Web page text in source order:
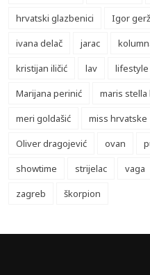
hrvatski glazbenici
Igor
ivana delač
jarac
kristijan iličić
lav lifestyle
Marijana perinić
maris
meri goldašić
miss hrvatske
Oliver dragojević
ovan
showtime
strijelac vaga
zagreb
škorpion